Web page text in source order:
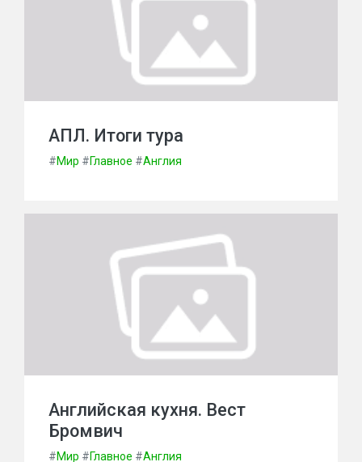
АПЛ. Итоги тура
#Мир #Главное #Англия
Английская кухня. Вест
Бромвич
#Мир #Главное #Англия